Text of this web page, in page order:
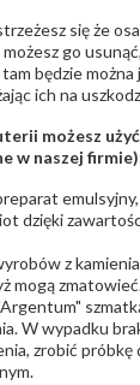
się że
go
będzie
ich na
możesz
w naszej
dzięki
z
mogą
W wypadku
zrobić próbkę